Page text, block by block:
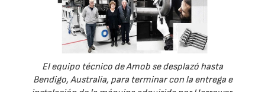
El equipo técnico de Amob se desplazó hasta
Bendigo, Australia, para terminar con la entrega e